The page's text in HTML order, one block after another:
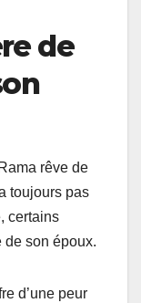
de
rêve de
toujours pas
certains
de son époux.
d’une peur